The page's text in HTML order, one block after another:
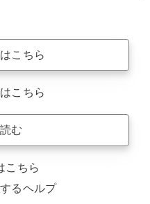
こちら
こちら
む
こちら
るヘルプ